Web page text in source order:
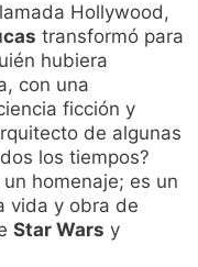
Hollywood,
transformó para
hubiera
con una
ficción y
de algunas
los tiempos?
homenaje; es un
vida y obra de
Star Wars y